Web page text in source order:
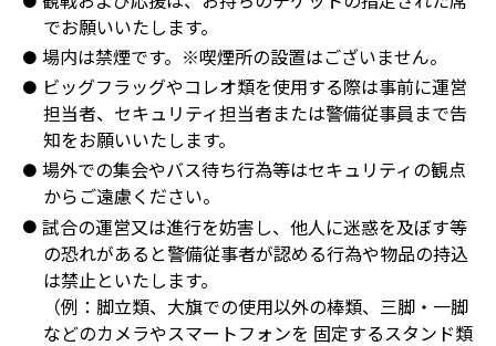
でお願いいたします。
場内は禁煙です。※喫煙所の設置はございません。
ビッグフラッグやコレオ類を使用する際は事前に運営
担当者、セキュリティ担当者または警備従事員まで告
知をお願いいたします。
場外での集会やバス待ち行為等はセキュリティの観点
からご遠慮ください。
試合の運営又は進行を妨害し、他人に迷惑を及ぼす等
の恐れがあると警備従事者が認める行為や物品の持込
は禁止といたします。
（例：脚立類、大旗での使用以外の棒類、三脚・一脚
などのカメラやスマートフォンを 固定するスタンド類